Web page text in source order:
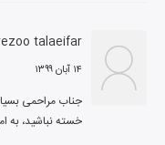
talaeifar
۱۴ آبان ۱۳۹۹
خسته نباشید، به